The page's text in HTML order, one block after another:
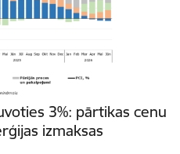
3%: pārtikas cenu
izmaksas